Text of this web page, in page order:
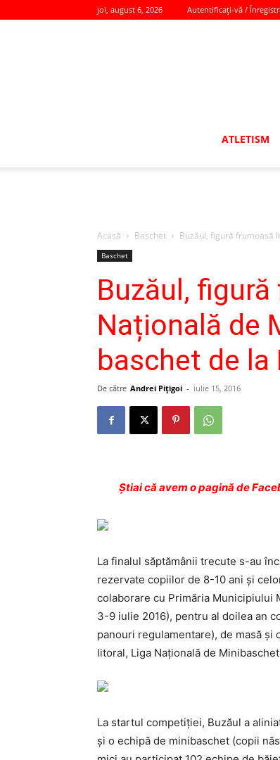
joi, august 6, 2026 Autentificați-vă /
ATLETISM
Acasă Baschet Buzăul, figură frumoasă
Baschet
Buzăul,
Națională de
baschet de la
De către Andrei Pițigoi - iulie 15, 2016
Ştiai că avem o pagină de
La finalul săptămânii trecute s-au
rezervate copiilor de 8-10 ani și
colaborare cu Primăria Municipiului
3-9 iulie 2016), pentru al doilea an
panouri regulamen­ta­re), de masă
litoral, Liga Națională de
La startul competiției, Bu­zăul a
și o echipă de minibaschet (copii